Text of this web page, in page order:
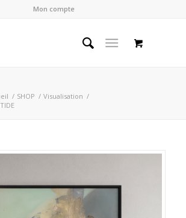
Mon compte
/ SHOP / Visualisation /